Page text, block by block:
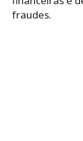
fraudes.